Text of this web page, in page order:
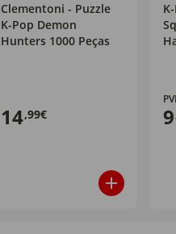
Clementoni - Puzzle
K-Pop Demon
Hunters 1000 Peças
14,99€ 9